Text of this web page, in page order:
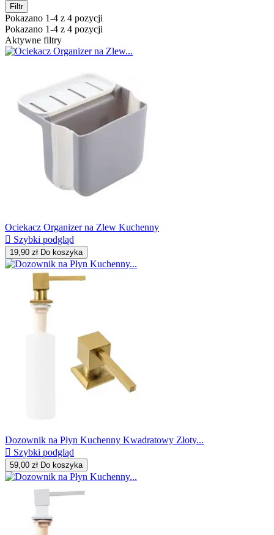
Filtr
Pokazano 1-4 z 4 pozycji
Pokazano 1-4 z 4 pozycji
Aktywne filtry
Ociekacz Organizer na Zlew Kuchenny
 Szybki podgląd
19,90 zł Do koszyka
Dozownik na Płyn Kuchenny Kwadratowy Złoty...
 Szybki podgląd
59,00 zł Do koszyka